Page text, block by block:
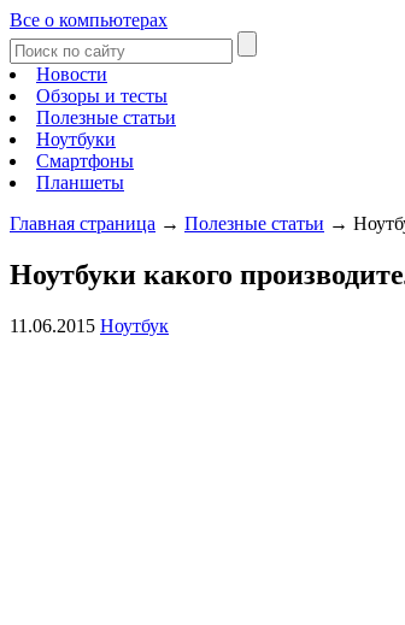
Все о компьютерах
Новости
Обзоры и тесты
Полезные статьи
Ноутбуки
Смартфоны
Планшеты
Главная страница → Полезные статьи →
Ноутбуки какого
11.06.2015 Ноутбук